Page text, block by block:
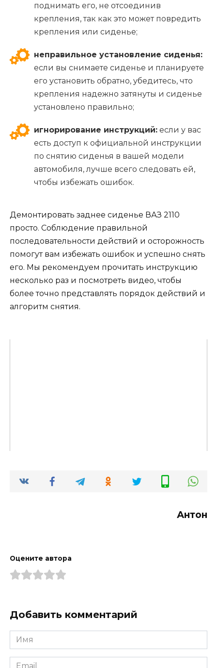
поднимать его, не отсоединив
крепления, так как это может повредить
крепления или сиденье;
неправильное установление сиденья:
если вы снимаете сиденье и планируете
его установить обратно, убедитесь, что
крепления надежно затянуты и сиденье
установлено правильно;
игнорирование инструкций: если у вас
есть доступ к официальной инструкции
по снятию сиденья в вашей модели
автомобиля, лучше всего следовать ей,
чтобы избежать ошибок.
Демонтировать заднее сиденье ВАЗ 2110
просто. Соблюдение правильной
последовательности действий и осторожность
помогут вам избежать ошибок и успешно снять
его. Мы рекомендуем прочитать инструкцию
несколько раз и посмотреть видео, чтобы
более точно представлять порядок действий и
алгоритм снятия.
Антон
Оцените автора
Добавить комментарий
Имя
*
Email